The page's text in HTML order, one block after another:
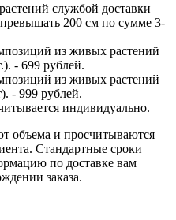
службой доставки
200 см по сумме 3-
из живых растений
- 699 рублей.
из живых растений
- 999 рублей.
индивидуально.
объема и просчитываются
Стандартные сроки
по доставке вам
заказа.